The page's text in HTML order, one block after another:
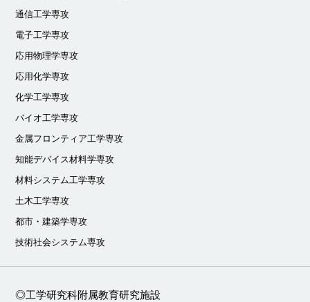
通信工学専攻
電子工学専攻
応用物理学専攻
応用化学専攻
化学工学専攻
バイオ工学専攻
金属フロンティア工学専攻
知能デバイス材料学専攻
材料システム工学専攻
土木工学専攻
都市・建築学専攻
技術社会システム専攻
◎工学研究科附属教育研究施設